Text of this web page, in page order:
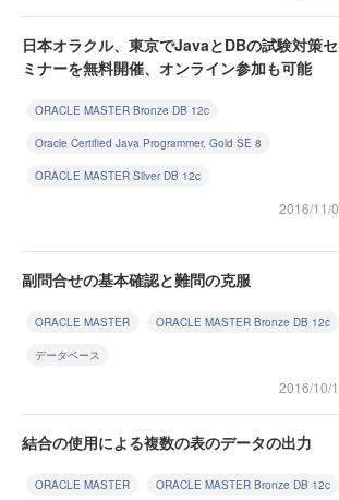
日本オラクル、東京でJavaとDBの試験対策セ
ミナーを無料開催、オンライン参加も可能
ORACLE MASTER Bronze DB 12c
Oracle Certified Java Programmer, Gold SE 8
ORACLE MASTER Silver DB 12c
2016/11/
副問合せの基本確認と難問の克服
ORACLE MASTER ORACLE MASTER Bronze DB 12c
データベース
2016/10/
結合の使用による複数の表のデータの出力
ORACLE MASTER ORACLE MASTER Bronze DB 12c